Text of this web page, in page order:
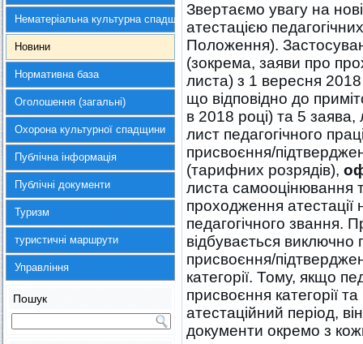
Нематеріальна культурна спадщина
Новини
Нормативна база
Оголошення (загальні)
Охорона культурної спадщини
Публічна інформація
Публічні документи
Туризм
туристичні маршрути
Управління
Пошук
Звертаємо увагу на
атестацією
Положення).
(зокрема, заяви про
листа) з 1 вересня
що відповідно до
в 2018 році) та 5
лист педагогічного
присвоєння/
(тарифних розрядів),
листа самооцінювання
проходження
педагогічного звання.
відбувається виключно
присвоєння/
категорії. Тому, якщо
присвоєння категорії
атестаційний період,
документи окремо з